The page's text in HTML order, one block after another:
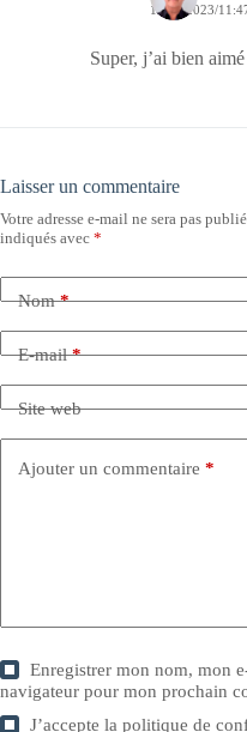
15/05/2023/
Super, j’ai bien
Laisser un commentaire
Votre adresse e-mail ne sera pas
indiqués avec *
Nom*
E-mail*
Site web
Ajouter un commentaire *
Enregistrer mon nom, mon
navigateur pour mon prochain
J’accepte lapolitique de